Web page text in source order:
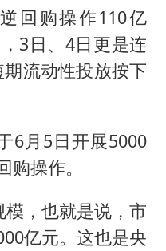
回购操作110亿
3日、4日更是连
流动性投放按下
6月5日开展5000
操作。
，也就是说，市
亿元。这也是央